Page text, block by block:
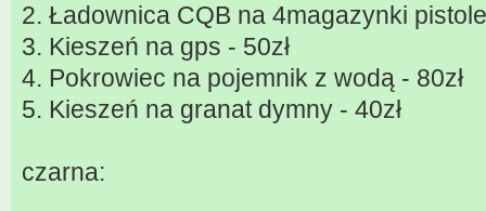
2. Ładownica CQB na 4magazynki
3. Kieszeń na gps - 50zł
4. Pokrowiec na pojemnik z wodą - 80zł
5. Kieszeń na granat dymny - 40zł
czarna: